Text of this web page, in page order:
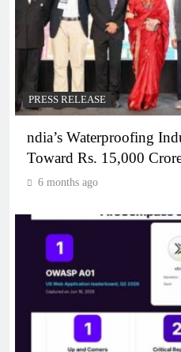
PRESS RELEASE
ndia’s Waterproofing
Toward Rs. 15,000
6 months ago